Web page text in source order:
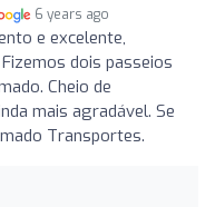
6 years ago
e excelente,
dois passeios
Cheio de
mais agradável. Se
Transportes.